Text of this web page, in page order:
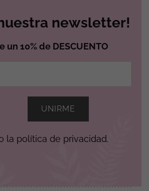
newsletter!
un 10% de DESCUENTO
la política de privacidad.